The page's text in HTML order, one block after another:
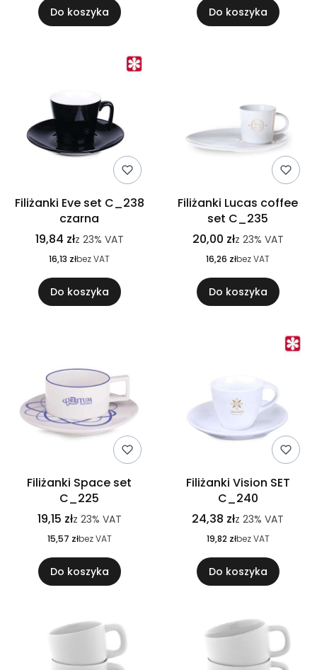
Do koszyka Do koszyka
Filiżanki Eve set C_238
czarna
19,84 złz 23% VAT
16,13 złbez VAT
Do koszyka
Filiżanki Lucas coffee
set C_235
20,00 złz 23% VAT
16,26 złbez VAT
Do koszyka
Filiżanki Space set
C_225
19,15 złz 23% VAT
15,57 złbez VAT
Do koszyka
Filiżanki Vision SET
C_240
24,38 złz 23% VAT
19,82 złbez VAT
Do koszyka